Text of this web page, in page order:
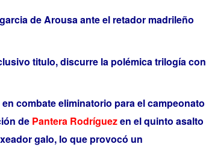
de Arousa ante el retador madrileño
titulo, discurre la polémica trilogía con
combate eliminatorio para el campeonato
de Pantera Rodríguezen el quinto asalto
galo, lo que provocó un